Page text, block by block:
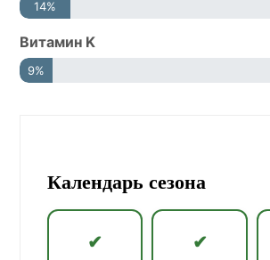
14%
Витамин K
9%
Календарь сезона
✔ ✔